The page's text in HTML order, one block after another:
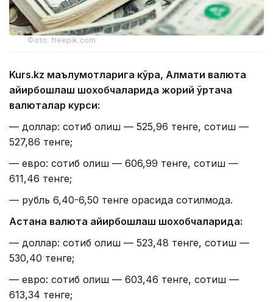
Фото: freepik.com
Kurs.kz маълумотларига кўра, Алмати валюта
айирбошлаш шохобчаларида жорий ўртача
валюталар курси:
— доллар: сотиб олиш — 525,96 тенге, сотиш —
527,86 тенге;
— евро: сотиб олиш — 606,99 тенге, сотиш —
611,46 тенге;
— рубль 6,40-6,50 тенге орасида сотилмоқда.
Астана валюта айирбошлаш шохобчаларида:
— доллар: сотиб олиш — 523,48 тенге, сотиш —
530,40 тенге;
— евро: сотиб олиш — 603,46 тенге, сотиш —
613,34 тенге;